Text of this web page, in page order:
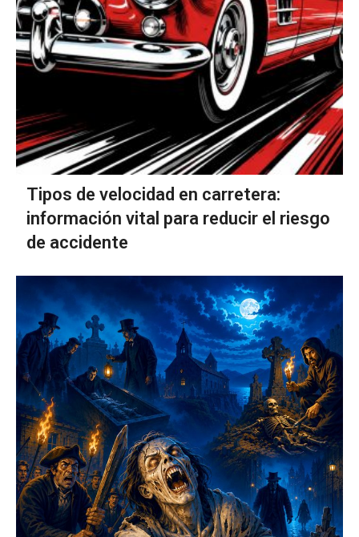
Tipos de velocidad en carretera:
información vital para reducir el riesgo
de accidente